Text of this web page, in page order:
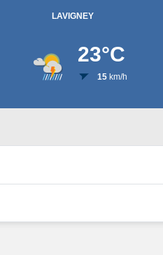
LAVIGNEY
23°C
15km/h